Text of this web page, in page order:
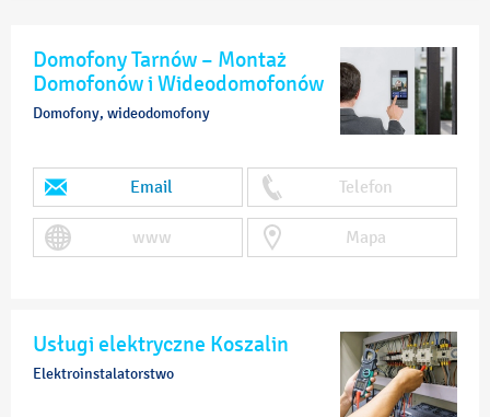
Domofony Tarnów – Montaż
Domofonów i Wideodomofonów
Domofony, wideodomofony
Email Telefon
www Mapa
Usługi elektryczne Koszalin
Elektroinstalatorstwo